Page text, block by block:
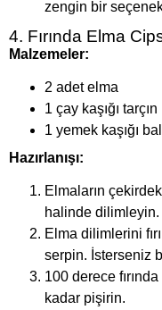
zengin bir
4. Fırında Elma
Malzemeler:
2 adet elma
1 çay kaşığı tarçın
1 yemek kaşığı
Hazırlanışı:
Elmaların
halinde dilimleyin.
Elma dilimlerini
serpin. İsterseniz
100 derece
kadar pişirin.